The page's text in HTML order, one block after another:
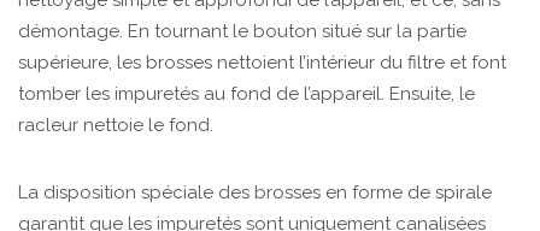
démontage. En tournant le bouton situé sur la partie
supérieure, les brosses nettoient l’intérieur du filtre et font
tomber les impuretés au fond de l’appareil. Ensuite, le
racleur nettoie le fond.
La disposition spéciale des brosses en forme de spirale
garantit que les impuretés sont uniquement canalisées